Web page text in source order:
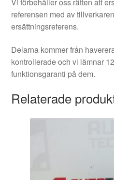
referensen med av
ersättningsreferens.
Delarna kommer från
kontrollerade och vi lämnar
funktionsgaranti på dem.
Relaterade